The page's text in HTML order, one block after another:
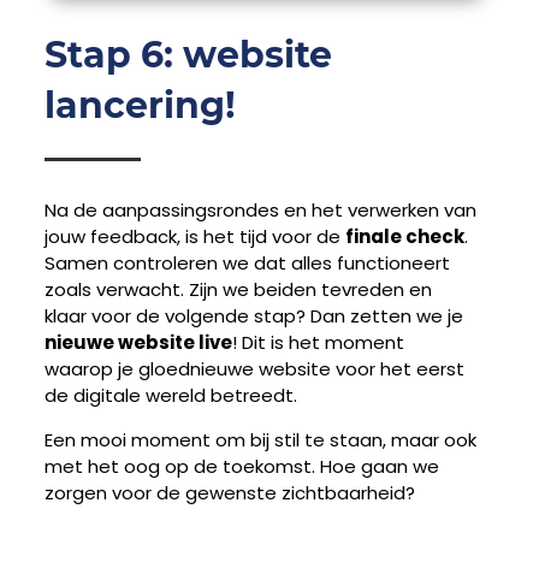
Stap 6: website
lancering!
Na de aanpassingsrondes en het verwerken van
jouw feedback, is het tijd voor de finale check.
Samen controleren we dat alles functioneert
zoals verwacht. Zijn we beiden tevreden en
klaar voor de volgende stap? Dan zetten we je
nieuwe website live! Dit is het moment
waarop je gloednieuwe website voor het eerst
de digitale wereld betreedt.
Een mooi moment om bij stil te staan, maar ook
met het oog op de toekomst. Hoe gaan we
zorgen voor de gewenste zichtbaarheid?